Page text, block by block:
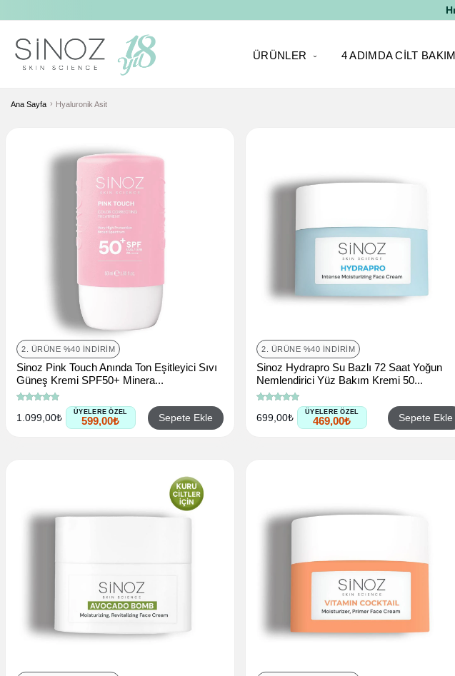
ÜRÜNLER 4 ADIMDA CILT
Ana Sayfa Hyaluronik Asit
2. ÜRÜNE %40 İNDIRIM
Sinoz Pink Touch Anında Ton Eşitleyici Sıvı
Güneş Kremi SPF50+ Minera...
1.099,00₺ ÜYELERE ÖZEL
599,00₺ Sepete Ekle
2. ÜRÜNE %40 İNDIRIM
Sinoz Hydrapro Su Bazlı 72 Saat Yoğun
Nemlendirici Yüz Bakım Kremi 50...
699,00₺ ÜYELERE ÖZEL
469,00₺ Sepete Ekle